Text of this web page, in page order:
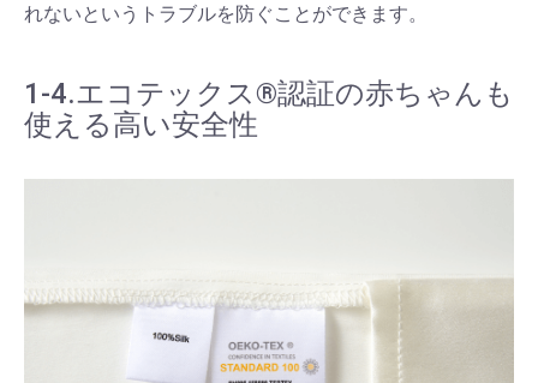
れないというトラブルを防ぐことができます。
1-4.エコテックス®認証の赤ちゃんも
使える高い安全性